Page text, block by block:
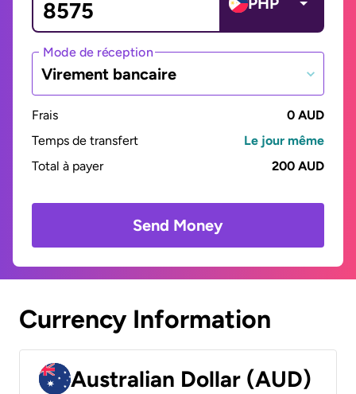
Mode de réception
Virement bancaire
Frais
0 AUD
Temps de transfert
Le jour même
Total à payer
200 AUD
Send Money
Currency Information
Australian Dollar (AUD)